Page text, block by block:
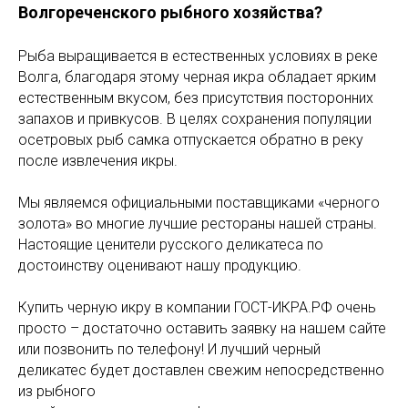
Волгореченского рыбного хозяйства?
Рыба выращивается в естественных условиях в реке
Волга, благодаря этому черная икра обладает ярким
естественным вкусом, без присутствия посторонних
запахов и привкусов. В целях сохранения популяции
осетровых рыб самка отпускается обратно в реку
после извлечения икры.
Мы являемся официальными поставщиками «черного
золота» во многие лучшие рестораны нашей страны.
Настоящие ценители русского деликатеса по
достоинству оценивают нашу продукцию.
Купить черную икру в компании ГОСТ-ИКРА.РФ очень
просто – достаточно оставить заявку на нашем сайте
или позвонить по телефону! И лучший черный
деликатес будет доставлен свежим непосредственно
из рыбного